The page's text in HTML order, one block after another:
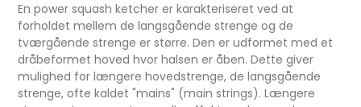
En power squash ketcher er karakteriseret ved at
forholdet mellem de langsgående strenge og de
tværgående strenge er større. Den er udformet med et
dråbeformet hoved hvor halsen er åben. Dette giver
mulighed for længere hovedstrenge, de langsgående
strenge, ofte kaldet "mains" (main strings). Længere